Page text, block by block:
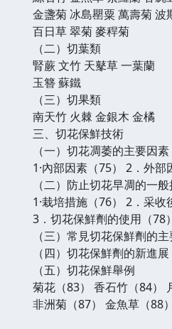
金盞菊 冰島罌粟 萬壽菊 波
百日草 翠菊 麥稈菊
（二）切葉類
腎蕨 文竹 天鼕草 一葉蘭
玉簪 蘇鐵
（三）切果類
南天竹 火棘 金銀木 金橘
三、切花保鮮技術
（一）切花凋萎的主要因素
1·內部因素（75） 2．外部
（二）防止切花早凋的一
1·栽培措施（76） 2．采收
3．切花保鮮劑的使用（78）
（三）常見切花保鮮劑的
（四）切花保鮮劑的新進展
（五）切花保鮮舉例
菊花（83） 香石竹（84）
非洲菊（87） 金魚草（88）